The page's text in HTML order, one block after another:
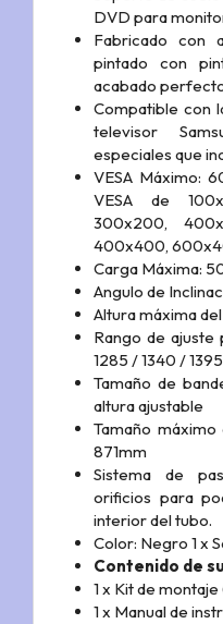
DVD para
Fabricado con
pintado con
acabado
Compatible con
televisor
especiales que
VESA Máximo:
VESA de
300x200,
400x400,
Carga Máxima:
Angulo de
Altura máxima
Rango de ajuste
1285 / 1340 /
Tamaño de
altura ajustable
Tamaño
871mm
Sistema de
orificios para
interior del tubo.
Color: Negro 1 x
Contenido de
1 x Kit de
1 x Manual de